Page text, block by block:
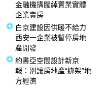
金融機搆闊綽置業實體
企業賣房
白京建設因供暖不給力
西安一企業被暫停房地
產開發
約書亞空間設計新京
報：別讓房地產“綁架”地
方經濟